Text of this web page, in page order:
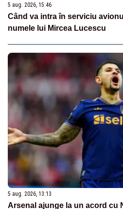
5 aug. 2026, 15:46
Când va intra în serviciu
numele lui Mircea Lucescu
5 aug. 2026, 13:13
Arsenal ajunge la un acord cu